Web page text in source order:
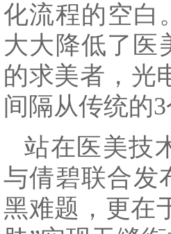
化流程的空白
大大降低了医
的求美者，光
间隔从传统的
站在医美技
与倩碧联合发
黑难题，更在